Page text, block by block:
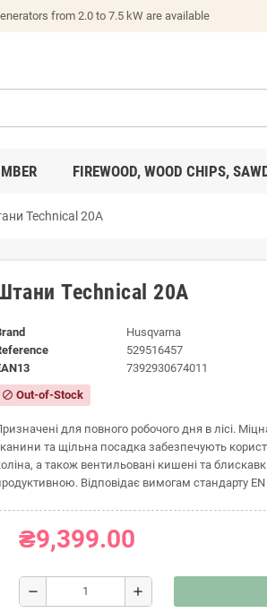
from 2.0 to 7.5 kW are available
FIREWOOD, WOOD CHIPS,
Technical 20A
Technical 20A
Husqvarna
529516457
7392930674011
block Out-of-Stock
для повного робочого дня в лісі.
та щільна посадка забезпечують
а також вентильовані кишені та
Відповідає вимогам стандарту
₴9,399.00
remove add